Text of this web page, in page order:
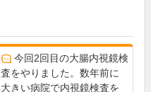
今回2回目の大腸内視鏡検
査をやりました。数年前に
大きい病院で内視鏡検査を